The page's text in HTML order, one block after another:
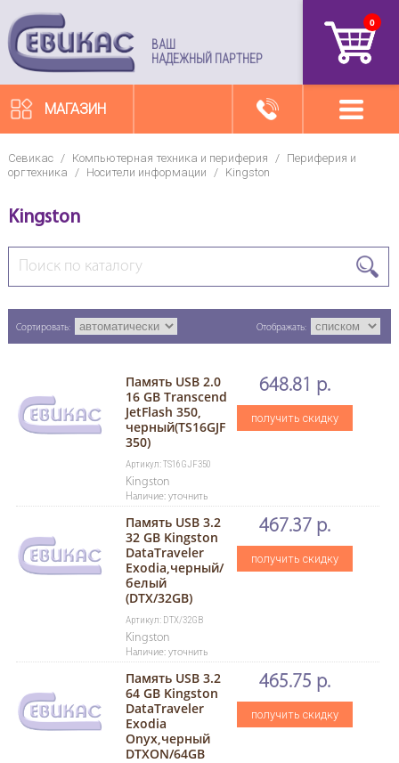
ВАШ
НАДЕЖНЫЙ ПАРТНЕР
0
МАГАЗИН
Севикас / Компьютерная техника и периферия /
Периферия и
оргтехника / Носители информации / Kingston
Kingston
Сортировать: Отображать:
Память USB 2.0
16 GB Transcend
JetFlash 350,
черный(TS16GJF
350)
Артикул: TS16GJF350
Kingston
Наличие: уточнить
648.81 р.
получить скидку
Память USB 3.2
32 GB Kingston
DataTraveler
Exodia,черный/
белый
(DTX/32GB)
Артикул: DTX/32GB
Kingston
Наличие: уточнить
467.37 р.
получить скидку
Память USB 3.2
64 GB Kingston
DataTraveler
Exodia
Onyx,черный
DTXON/64GB
465.75 р.
получить скидку